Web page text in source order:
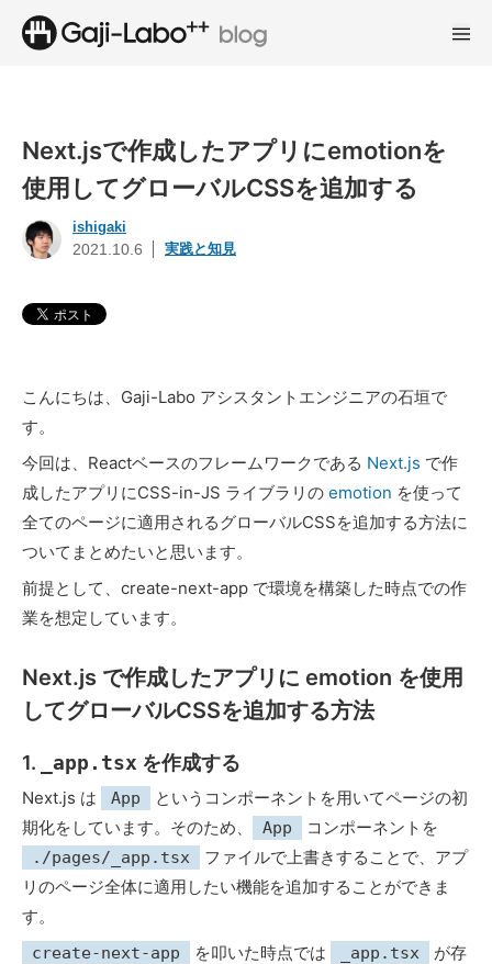
Next.jsで作成したアプリにemotionを
使用してグローバルCSSを追加する
ishigaki
2021.10.6 実践と知見
こんにちは、Gaji-Labo アシスタントエンジニアの石垣で
す。
今回は、Reactベースのフレームワークである Next.js で作
成したアプリにCSS-in-JS ライブラリの emotion を使って
全てのページに適用されるグローバルCSSを追加する方法に
ついてまとめたいと思います。
前提として、create-next-app で環境を構築した時点での作
業を想定しています。
Next.js で作成したアプリに emotion を使用
してグローバルCSSを追加する方法
1. _app.tsx を作成する
Next.js は App
というコンポーネントを用いてページの初
期化をしています。そのため、
App コンポーネントを
./pages/_app.tsx
ファイルで上書きすることで、アプ
リのページ全体に適用したい機能を追加することができま
す。
create-next-app を叩いた時点では _app.tsx
が存